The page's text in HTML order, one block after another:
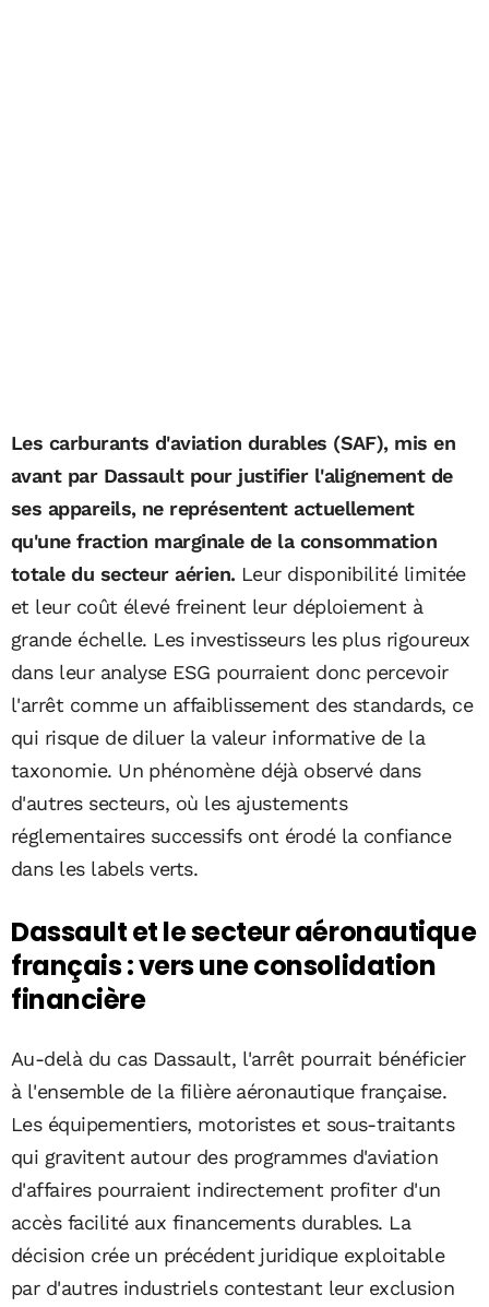
Les carburants d'aviation durables (SAF), mis en
avant par Dassault pour justifier l'alignement de
ses appareils, ne représentent actuellement
qu'une fraction marginale de la consommation
totale du secteur aérien. Leur disponibilité limitée
et leur coût élevé freinent leur déploiement à
grande échelle. Les investisseurs les plus rigoureux
dans leur analyse ESG pourraient donc percevoir
l'arrêt comme un affaiblissement des standards, ce
qui risque de diluer la valeur informative de la
taxonomie. Un phénomène déjà observé dans
d'autres secteurs, où les ajustements
réglementaires successifs ont érodé la confiance
dans les labels verts.
Dassault et le secteur aéronautique
français : vers une consolidation
financière
Au-delà du cas Dassault, l'arrêt pourrait bénéficier
à l'ensemble de la filière aéronautique française.
Les équipementiers, motoristes et sous-traitants
qui gravitent autour des programmes d'aviation
d'affaires pourraient indirectement profiter d'un
accès facilité aux financements durables. La
décision crée un précédent juridique exploitable
par d'autres industriels contestant leur exclusion